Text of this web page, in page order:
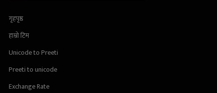
गृहपृष्ठ
हाम्रो टिम
Unicode to Preeti
Preeti to unicode
Exchange Rate